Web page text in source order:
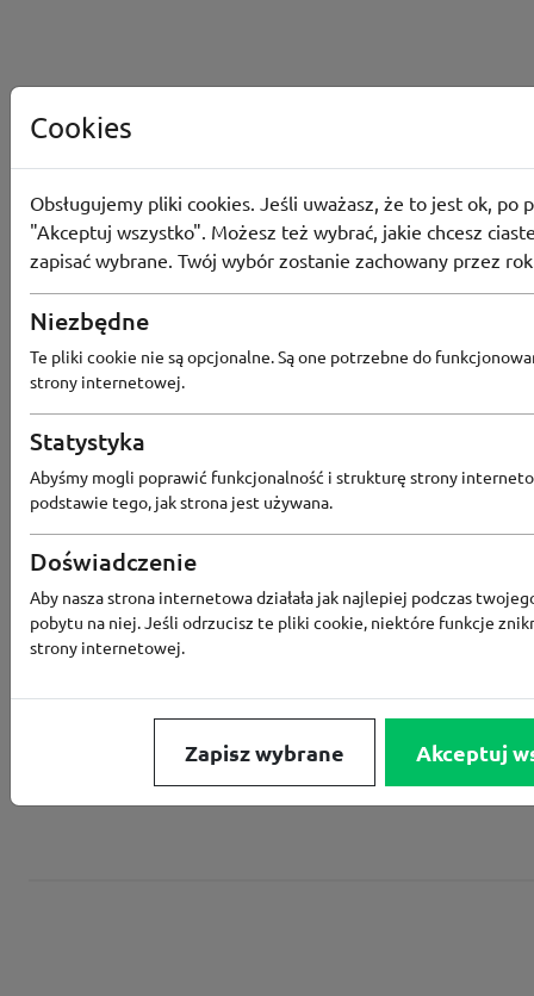
Rabat -15% za zapis do newslettera
Cookies
Obsługujemy pliki cookies. Jeśli uważasz, że to jest ok, po
"Akceptuj wszystko". Możesz też wybrać, jakie chcesz
zapisać wybrane. Twój wybór zostanie zachowany przez
Niezbędne
Te pliki cookie nie są opcjonalne. Są one potrzebne do
strony internetowej.
Statystyka
Abyśmy mogli poprawić funkcjonalność i strukturę strony
podstawie tego, jak strona jest używana.
Doświadczenie
Aby nasza strona internetowa działała jak najlepiej podczas
pobytu na niej. Jeśli odrzucisz te pliki cookie, niektóre funkcje
strony internetowej.
Zapisz wybrane Akceptuj